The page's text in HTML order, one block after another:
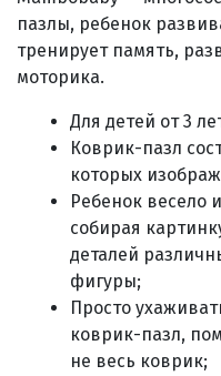
пазлы, ребенок
тренирует память,
моторика.
Для детей от 3
Коврик-пазл
которых
Ребенок весело
собирая
деталей
фигуры;
Просто
коврик-пазл,
не весь коврик;